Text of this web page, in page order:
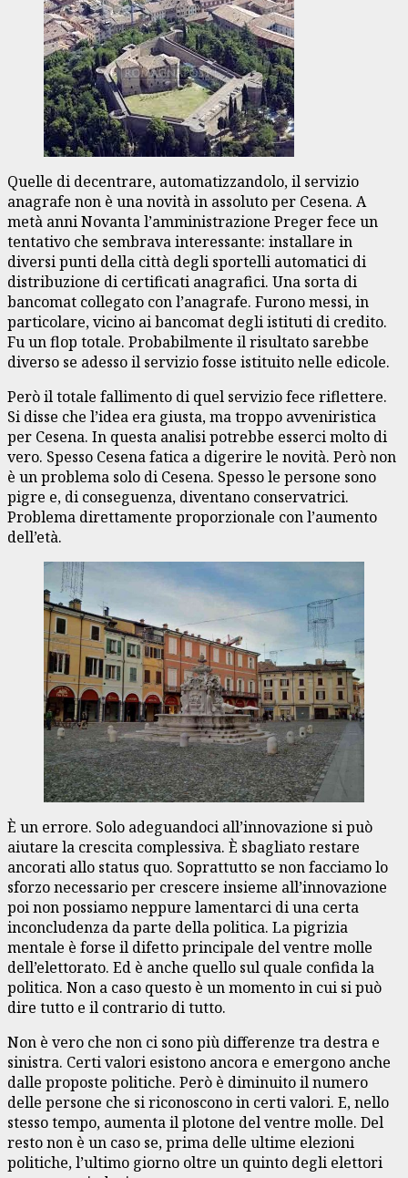
Quelle di decentrare, automatizzandolo, il servizio
anagrafe non è una novità in assoluto per Cesena. A
metà anni Novanta l’amministrazione Preger fece un
tentativo che sembrava interessante: installare in
diversi punti della città degli sportelli automatici di
distribuzione di certificati anagrafici. Una sorta di
bancomat collegato con l’anagrafe. Furono messi, in
particolare, vicino ai bancomat degli istituti di credito.
Fu un flop totale. Probabilmente il risultato sarebbe
diverso se adesso il servizio fosse istituito nelle edicole.
Però il totale fallimento di quel servizio fece riflettere.
Si disse che l’idea era giusta, ma troppo avveniristica
per Cesena. In questa analisi potrebbe esserci molto di
vero. Spesso Cesena fatica a digerire le novità. Però non
è un problema solo di Cesena. Spesso le persone sono
pigre e, di conseguenza, diventano conservatrici.
Problema direttamente proporzionale con l’aumento
dell’età.
È un errore. Solo adeguandoci all’innovazione si può
aiutare la crescita complessiva. È sbagliato restare
ancorati allo status quo. Soprattutto se non facciamo lo
sforzo necessario per crescere insieme all’innovazione
poi non possiamo neppure lamentarci di una certa
inconcludenza da parte della politica. La pigrizia
mentale è forse il difetto principale del ventre molle
dell’elettorato. Ed è anche quello sul quale confida la
politica. Non a caso questo è un momento in cui si può
dire tutto e il contrario di tutto.
Non è vero che non ci sono più differenze tra destra e
sinistra. Certi valori esistono ancora e emergono anche
dalle proposte politiche. Però è diminuito il numero
delle persone che si riconoscono in certi valori. E, nello
stesso tempo, aumenta il plotone del ventre molle. Del
resto non è un caso se, prima delle ultime elezioni
politiche, l’ultimo giorno oltre un quinto degli elettori